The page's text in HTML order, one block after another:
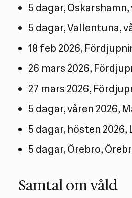
5 dagar,
5 dagar, Vallentuna,
18 feb 2026,
26 mars 2026,
27 mars 2026,
5 dagar, våren 2026,
5 dagar, hösten
5 dagar, Örebro,
Samtal om våld